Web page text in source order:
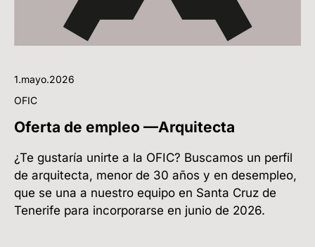
1.mayo.2026
OFIC
Oferta de empleo —Arquitecta
¿Te gustaría unirte a la OFIC? Buscamos un perfil
de arquitecta, menor de 30 años y en desempleo,
que se una a nuestro equipo en Santa Cruz de
Tenerife para incorporarse en junio de 2026.